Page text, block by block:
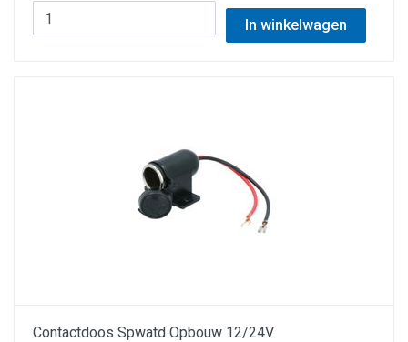
In winkelwagen
Contactdoos Spwatd Opbouw 12/24V